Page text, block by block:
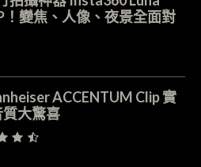
變焦、人像、夜景全面對
ACCENTUM Clip 實
質大驚喜